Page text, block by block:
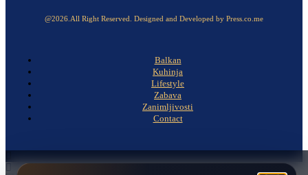
@2026.All Right Reserved. Designed and Developed by Press.co.me
Balkan
Kuhinja
Lifestyle
Zabava
Zanimljivosti
Contact